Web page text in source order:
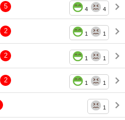
4 4
5
1 1
2
1 1
2
1 1
2
1